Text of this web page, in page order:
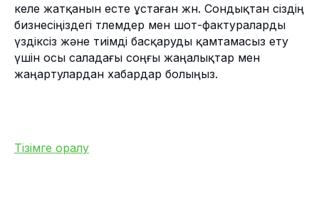
келе жатқанын есте ұстаған жөн. Сондықтан сіздің
бизнесіңіздегі төлемдер мен шот-фактураларды
үздіксіз және тиімді басқаруды қамтамасыз ету
үшін осы саладағы соңғы жаңалықтар мен
жаңартулардан хабардар болыңыз.
Тізімге оралу